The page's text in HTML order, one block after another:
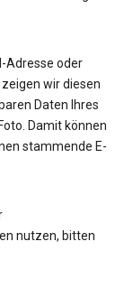
Adresse oder
wir diesen
Daten Ihres
Damit können
stammende E-
nutzen, bitten